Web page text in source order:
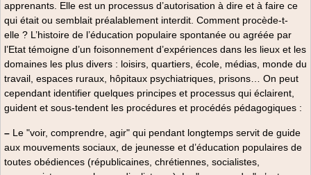
apprenants. Elle est un processus d’autorisation à dire et à faire ce
qui était ou semblait préalablement interdit. Comment procède-t-
elle ? L’histoire de l’éducation populaire spontanée ou agréée par
l’Etat témoigne d’un foisonnement d’expériences dans les lieux et les
domaines les plus divers : loisirs, quartiers, école, médias, monde du
travail, espaces ruraux, hôpitaux psychiatriques, prisons… On peut
cependant identifier quelques principes et processus qui éclairent,
guident et sous-tendent les procédures et procédés pédagogiques :
– Le "voir, comprendre, agir" qui pendant longtemps servit de guide
aux mouvements sociaux, de jeunesse et d’éducation populaires de
toutes obédiences (républicaines, chrétiennes, socialistes,